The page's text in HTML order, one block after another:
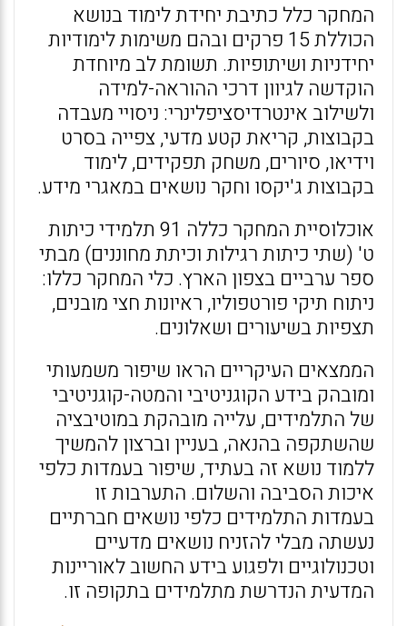
המחקר כלל כתיבת יחידת לימוד בנושא
הכוללת 15 פרקים ובהם משימות לימודיות
יחידניות ושיתופיות. תשומת לב מיוחדת
הוקדשה לגיוון דרכי ההוראה-למידה
ולשילוב אינטרדיסציפלינרי: ניסויי מעבדה
בקבוצות, קריאת קטע מדעי, צפייה בסרט
וידיאו, סיורים, משחק תפקידים, לימוד
בקבוצות ג'יקסו וחקר נושאים במאגרי מידע.
אוכלוסיית המחקר כללה 91 תלמידי כיתות
ט' (שתי כיתות רגילות וכיתת מחוננים) מבתי
ספר ערביים בצפון הארץ. כלי המחקר כללו:
ניתוח תיקי פורטפוליו, ראיונות חצי מובנים,
תצפיות בשיעורים ושאלונים.
הממצאים העיקריים הראו שיפור משמעותי
ומובהק בידע הקוגניטיבי והמטה-קוגניטיבי
של התלמידים, עלייה מובהקת במוטיבציה
שהשתקפה בהנאה, בעניין וברצון להמשיך
ללמוד נושא זה בעתיד, שיפור בעמדות כלפי
איכות הסביבה והשלום. התערבות זו
בעמדות התלמידים כלפי נושאים חברתיים
נעשתה מבלי להזניח נושאים מדעיים
וטכנולוגיים ולפגוע בידע החשוב לאוריינות
המדעית הנדרשת מתלמידים בתקופה זו.